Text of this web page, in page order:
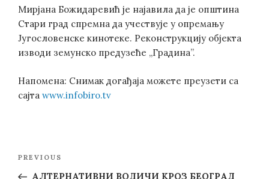
Мирјана Божидаревић је најавила да је општина
Стари град спремна да учествује у опремању
Југословенске кинотеке. Реконструкцију објекта
изводи земунско предузеће „Градина”.
Напомена: Снимак догађаја можете преузети са
сајта www.infobiro.tv
Post
Previous
Post
PREVIOUS
АЛТЕРНАТИВНИ ВОДИЧИ КРОЗ БЕОГРАД